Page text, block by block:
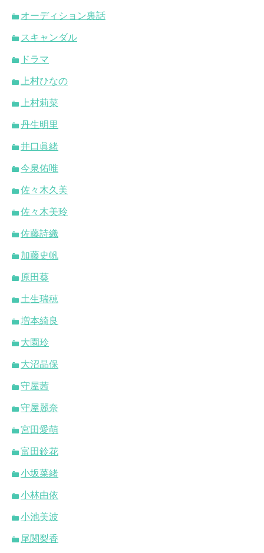
オーディション裏話
スキャンダル
ドラマ
上村ひなの
上村莉菜
丹生明里
井口眞緒
今泉佑唯
佐々木久美
佐々木美玲
佐藤詩織
加藤史帆
原田葵
土生瑞穂
増本綺良
大園玲
大沼晶保
守屋茜
守屋麗奈
宮田愛萌
富田鈴花
小坂菜緒
小林由依
小池美波
尾関梨香